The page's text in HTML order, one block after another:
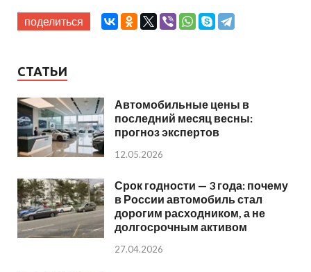
поделиться
СТАТЬИ
Автомобильные цены в
последний месяц весны:
прогноз экспертов
12.05.2026
Срок годности — 3 года: почему
в России автомобиль стал
дорогим расходником, а не
долгосрочным активом
27.04.2026